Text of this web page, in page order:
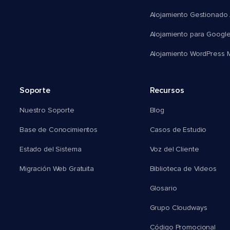
Alojamiento Gestionado
Alojamiento para
Alojamiento WordPress
Soporte
Nuestro Soporte
Base de Conocimientos
Estado del Sistema
Migración Web Gratuita
Recursos
Blog
Casos de Estudio
Voz del Cliente
Biblioteca de Videos
Glosario
Grupo Cloudways
Código Promocional